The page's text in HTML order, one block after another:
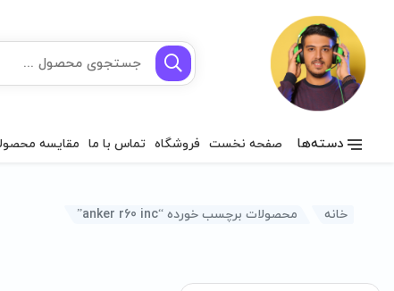
دسته‌ها صفحه نخست فروشگاه تماس با ما مقایسه
خانه محصولات برچسب خورده “anker r60 inc”